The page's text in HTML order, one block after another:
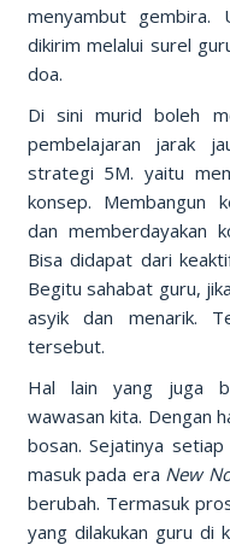
menyambut gembira.
dikirim melalui surel
doa.
Di sini murid boleh
pembelajaran jarak
strategi 5M. yaitu
konsep. Membangun
dan memberdayakan
Bisa didapat dari
Begitu sahabat guru,
asyik dan menarik.
tersebut.
Hal lain yang juga
wawasan kita. Dengan
bosan. Sejatinya
masuk pada era New
berubah. Termasuk
yang dilakukan guru di